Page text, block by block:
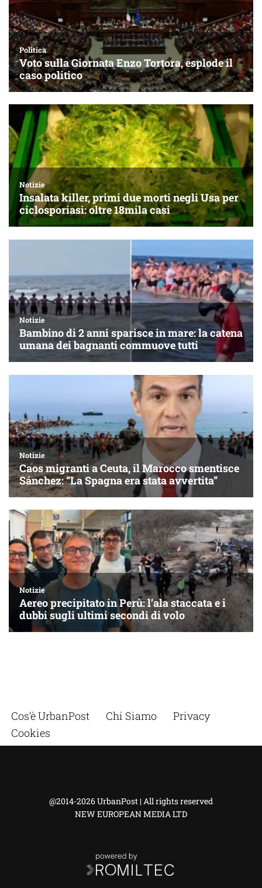
Cos’è UrbanPost Chi Siamo
Privacy
Cookies
@2014-2026 UrbanPost | All rights reserved
NEW EUROPEAN MEDIA LTD